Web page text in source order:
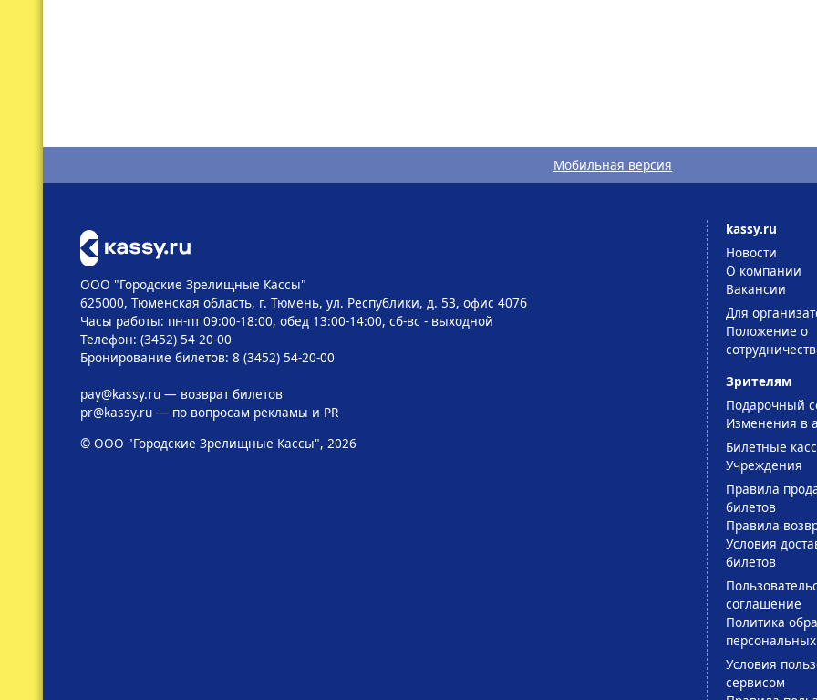
Мобильная версия
ООО "Городские Зрелищные Кассы"
625000, Тюменская область, г. Тюмень, ул. Республики, д. 53, офис 407б
Часы работы: пн-пт 09:00-18:00, обед 13:00-14:00, сб-вс - выходной
Телефон: (3452) 54-20-00
Бронирование билетов: 8 (3452) 54-20-00
pay@kassy.ru— возврат билетов
pr@kassy.ru— по вопросам рекламы и PR
© ООО "Городские Зрелищные Кассы", 2026
kassy.ru
Новости
О компании
Вакансии
Для
Положение о
Зрителям
Подарочный
Изменения в
Билетные
Учреждения
Правила
билетов
Правила
Условия
билетов
соглашение
Политика
Условия
сервисом